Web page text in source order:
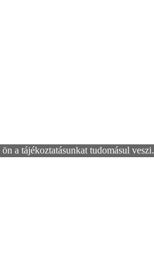
a tájékoztatásunkat tudomásul veszi.